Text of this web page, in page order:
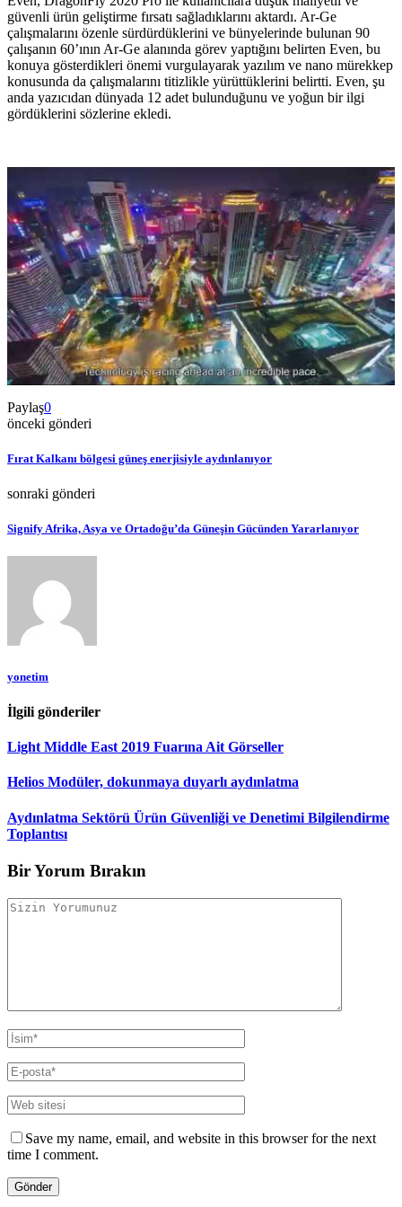
güvenli ürün geliştirme fırsatı sağladıklarını aktardı. Ar-Ge
çalışmalarını özenle sürdürdüklerini ve bünyelerinde bulunan 90
çalışanın 60’ının Ar-Ge alanında görev yaptığını belirten Even, bu
konuya gösterdikleri önemi vurgulayarak yazılım ve nano mürekkep
konusunda da çalışmalarını titizlikle yürüttüklerini belirtti. Even, şu
anda yazıcıdan dünyada 12 adet bulunduğunu ve yoğun bir ilgi
gördüklerini sözlerine ekledi.
Paylaş0
önceki gönderi
Fırat Kalkanı bölgesi güneş enerjisiyle aydınlanıyor
sonraki gönderi
Signify Afrika, Asya ve Ortadoğu’da Güneşin Gücünden Yararlanıyor
yonetim
İlgili gönderiler
Light Middle East 2019 Fuarına Ait Görseller
Helios Modüler, dokunmaya duyarlı aydınlatma
Aydınlatma Sektörü Ürün Güvenliği ve Denetimi Bilgilendirme
Toplantısı
Bir Yorum Bırakın
Save my name, email, and website in this browser for the next
time I comment.